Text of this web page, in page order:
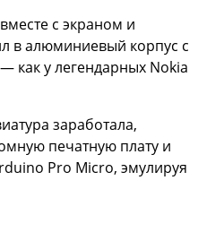
с экраном и
в алюминиевый корпус с
как у легендарных Nokia
заработала,
печатную плату и
Pro Micro, эмулируя